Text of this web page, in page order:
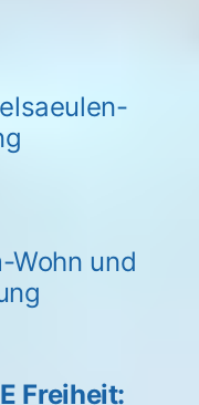
Wohn und
Freiheit: